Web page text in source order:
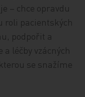
– chce opravdu
roli pacientských
podpořit a
a léčby vzácných
se snažíme